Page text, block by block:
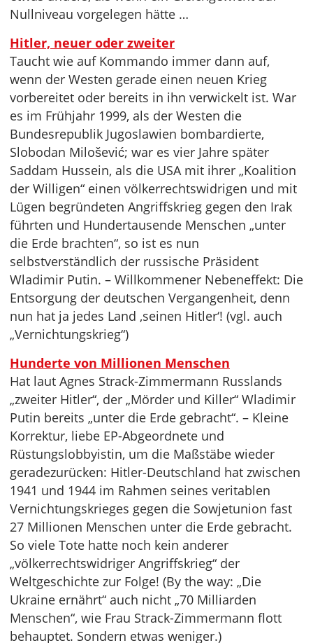
Nullniveau vorgelegen hätte …
Hitler, neuer oder zweiter
Taucht wie auf Kommando immer dann auf,
wenn der Westen gerade einen neuen Krieg
vorbereitet oder bereits in ihn verwickelt ist. War
es im Frühjahr 1999, als der Westen die
Bundesrepublik Jugoslawien bombardierte,
Slobodan Milošević; war es vier Jahre später
Saddam Hussein, als die USA mit ihrer „Koalition
der Willigen“ einen völkerrechtswidrigen und mit
Lügen begründeten Angriffskrieg gegen den Irak
führten und Hundertausende Menschen „unter
die Erde brachten“, so ist es nun
selbstverständlich der russische Präsident
Wladimir Putin. – Willkommener Nebeneffekt: Die
Entsorgung der deutschen Vergangenheit, denn
nun hat ja jedes Land ‚seinen Hitler‘! (vgl. auch
„Vernichtungskrieg“)
Hunderte von Millionen Menschen
Hat laut Agnes Strack-Zimmermann Russlands
„zweiter Hitler“, der „Mörder und Killer“ Wladimir
Putin bereits „unter die Erde gebracht“. – Kleine
Korrektur, liebe EP-Abgeordnete und
Rüstungslobbyistin, um die Maßstäbe wieder
geradezurücken: Hitler-Deutschland hat zwischen
1941 und 1944 im Rahmen seines veritablen
Vernichtungskrieges gegen die Sowjetunion fast
27 Millionen Menschen unter die Erde gebracht.
So viele Tote hatte noch kein anderer
„völkerrechtswidriger Angriffskrieg“ der
Weltgeschichte zur Folge! (By the way: „Die
Ukraine ernährt“ auch nicht „70 Milliarden
Menschen“, wie Frau Strack-Zimmermann flott
behauptet. Sondern etwas weniger.)